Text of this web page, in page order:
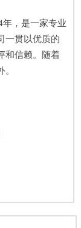
，是一家专业
一贯以优质的
和信赖。随着